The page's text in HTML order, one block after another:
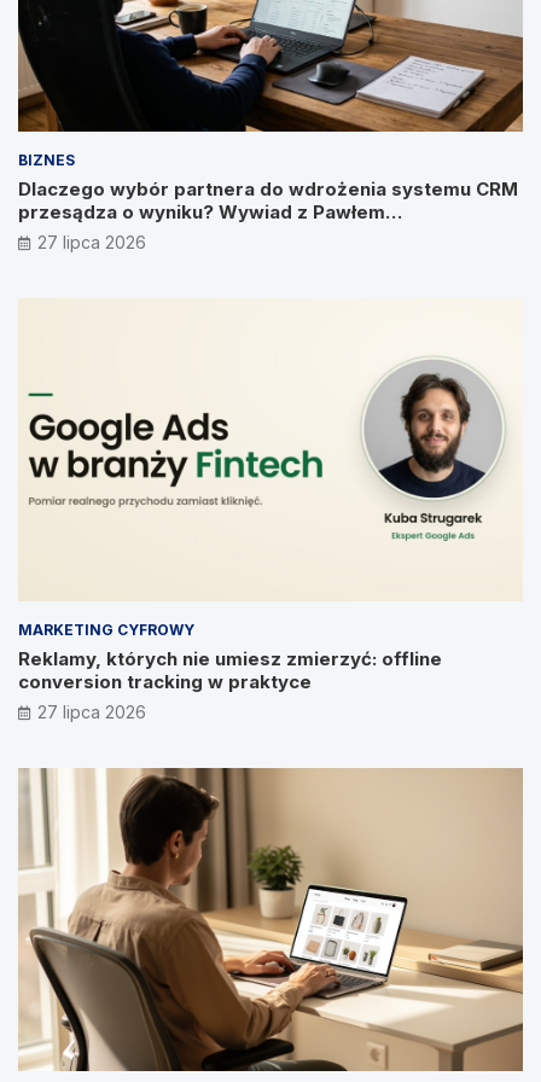
BIZNES
Dlaczego wybór partnera do wdrożenia systemu CRM
przesądza o wyniku? Wywiad z Pawłem
Prymakowskim, CEO IT Vision
27 lipca 2026
MARKETING CYFROWY
Reklamy, których nie umiesz zmierzyć: offline
conversion tracking w praktyce
27 lipca 2026